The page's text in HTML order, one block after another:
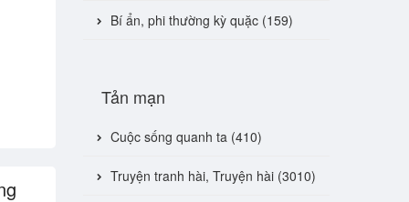
Bí ẩn, phi thường kỳ quặc (159)
Tản mạn
Cuộc sống quanh ta (410)
Truyện tranh hài, Truyện hài (3010)